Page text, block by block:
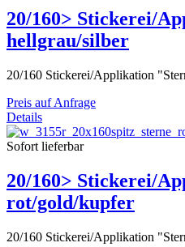
20/160> Stickerei/
hellgrau/silber
20/160 Stickerei/Applikation
Preis auf Anfrage
Details
Sofort lieferbar
20/160> Stickerei/
rot/gold/kupfer
20/160 Stickerei/Applikation